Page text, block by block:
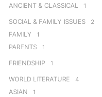
ANCIENT & CLASSICAL 1
SOCIAL & FAMILY ISSUES 2
FAMILY 1
PARENTS 1
FRIENDSHIP 1
WORLD LITERATURE 4
ASIAN 1